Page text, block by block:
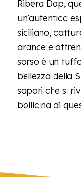
Ribera Dop,
un’autentica
siciliano,
arance e
sorso è un
bellezza della
sapori che si
bollicina di